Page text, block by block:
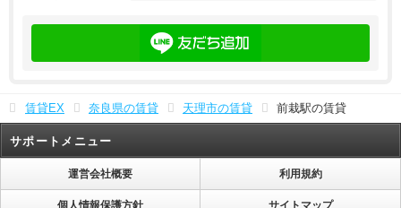
賃貸EX 奈良県の賃貸 天理市の賃貸 前栽駅の賃貸
サポートメニュー
運営会社概要 利用規約
個人情報保護方針 サイトマップ